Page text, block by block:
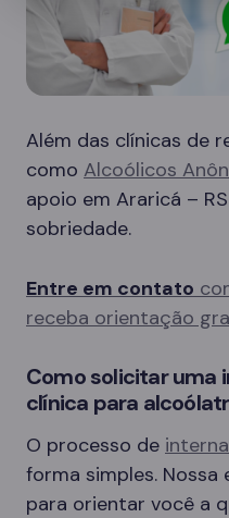
Além das clínicas de
como Alcoólicos
apoio em Araricá –
sobriedade.
Entre em contato
receba orientação
Como solicitar uma
clínica para
O processo de
forma simples. Nossa
para orientar você a